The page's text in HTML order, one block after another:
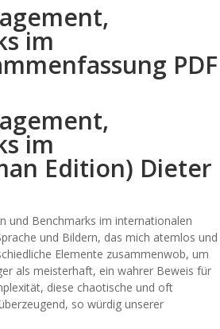
im
PDF
im
Edition) Dieter
und Benchmarks im internationalen
und Bildern, das mich atemlos und
Elemente zusammenwob, um
als meisterhaft, ein wahrer Beweis für
diese chaotische und oft
so würdig unserer